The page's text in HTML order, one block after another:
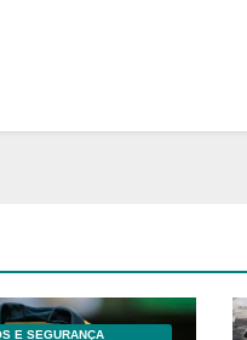
E SEGURANÇA